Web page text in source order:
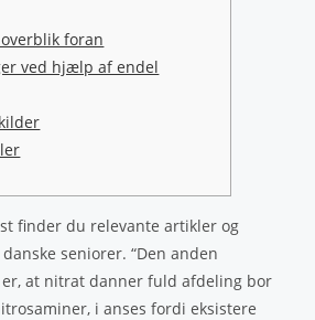
foran
ved hjælp af endel
finder du relevante artikler og
seniorer. “Den anden
at nitrat danner fuld afdeling bor
i anses fordi eksistere